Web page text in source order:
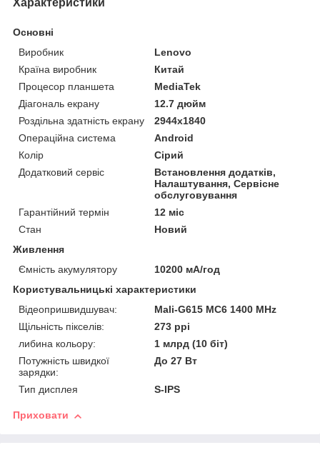
Характеристики
Основні
Виробник
Lenovo
Країна виробник
Китай
Процесор планшета
MediaTek
Діагональ екрану
12.7 дюйм
Роздільна здатність екрану
2944x1840
Операційна система
Android
Колір
Сірий
Додатковий сервіс
Встановлення додатків,
Налаштування, Сервісне
обслуговування
Гарантійний термін
12 міс
Стан
Новий
Живлення
Ємність акумулятору
10200 мА/год
Користувальницькі характеристики
Відеопришвидшувач:
Mali-G615 MC6 1400 MHz
Щільність пікселів:
273 ppi
либина кольору:
1 млрд (10 біт)
Потужність швидкої
зарядки:
До 27 Вт
Тип дисплея S-IPS
Приховати